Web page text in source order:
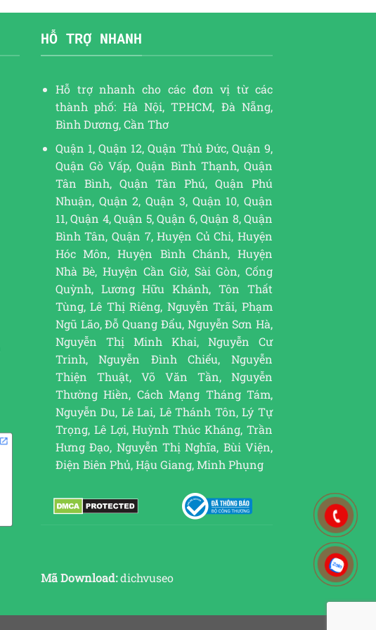
HỖ TRỢ NHANH
Hỗ trợ nhanh cho các đơn vị từ các
thành phố: Hà Nội, TP.HCM, Đà Nẵng,
Bình Dương, Cần Thơ
Quận 1, Quận 12, Quận Thủ Đức, Quận 9,
Quận Gò Vấp, Quận Bình Thạnh, Quận
Tân Bình, Quận Tân Phú, Quận Phú
Nhuận, Quận 2, Quận 3, Quận 10, Quận
11, Quận 4, Quận 5, Quận 6, Quận 8, Quận
Bình Tân, Quận 7, Huyện Củ Chi, Huyện
Hóc Môn, Huyện Bình Chánh, Huyện
Nhà Bè, Huyện Cần Giờ, Sài Gòn, Cống
Quỳnh, Lương Hữu Khánh, Tôn Thất
Tùng, Lê Thị Riêng, Nguyễn Trãi, Phạm
Ngũ Lão, Đỗ Quang Đẩu, Nguyễn Sơn Hà,
Nguyễn Thị Minh Khai, Nguyễn Cư
Trinh, Nguyễn Đình Chiểu, Nguyễn
Thiện Thuật, Võ Văn Tần, Nguyễn
Thường Hiền, Cách Mạng Tháng Tám,
Nguyễn Du, Lê Lai, Lê Thánh Tôn, Lý Tự
Trọng, Lê Lợi, Huỳnh Thúc Kháng, Trần
Hưng Đạo, Nguyễn Thị Nghĩa, Bùi Viện,
Điện Biên Phủ, Hậu Giang, Minh Phụng
Mã Download:dichvuseo